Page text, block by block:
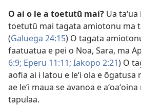
O ai o le a toetutū mai? Ua taʻua
toetutū mai tagata amiotonu ma
(Galuega 24:15) O tagata
faatuatua e pei o Noa, Sara, ma
6:9; Eperu 11:11; Iakopo 2:21) O
aofia ai i latou e leʻi ola e ōgatusa
ae leʻi maua se avanoa e
tapulaa.